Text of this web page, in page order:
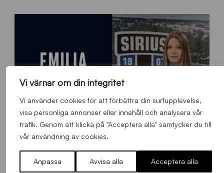
Vi värnar om din integritet
Vi använder cookies för att förbättra din surfupplevelse,
visa personliga annonser eller innehåll och analysera vår
trafik. Genom att klicka på "Acceptera alla" samtycker du till
vår användning av cookies.
Anpassa Avvisa alla Acceptera alla